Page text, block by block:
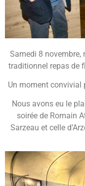
Samedi 8 novembre,
traditionnel repas de
Un moment convivial
Nous avons eu le
soirée de Romain
Sarzeau et celle